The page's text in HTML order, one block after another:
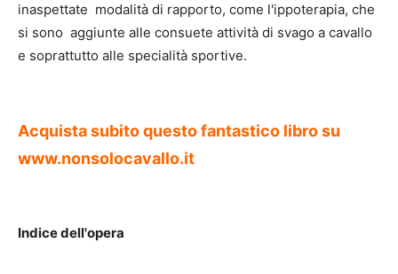
inaspettate modalità di rapporto, come l'ippoterapia, che
si sono aggiunte alle consuete attività di svago a cavallo
e soprattutto alle specialità sportive.
Acquista subitoquestofantastico librosu
www.nonsolocavallo.it
Indice dell'opera